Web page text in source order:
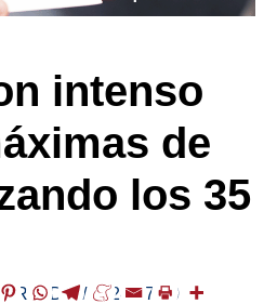
intenso
de
los 35
/ 2024-07-30